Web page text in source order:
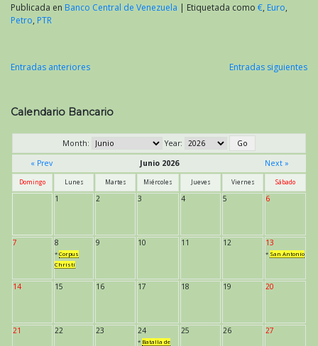
Publicada en Banco Central de Venezuela | Etiquetada como €, Euro,
Petro, PTR
de
entradas
Entradas anteriores Entradas siguientes
Calendario Bancario
Month:
Year:
« Prev
Junio 2026 Next »
Domingo Lunes Martes Miércoles Jueves Viernes Sábado
1 2 3 4 5 6
7 8
* Corpus
Christi
9 10 11 12 13
* San Antonio
14 15 16 17 18 19 20
21 22 23 24
* Batalla de
25 26 27